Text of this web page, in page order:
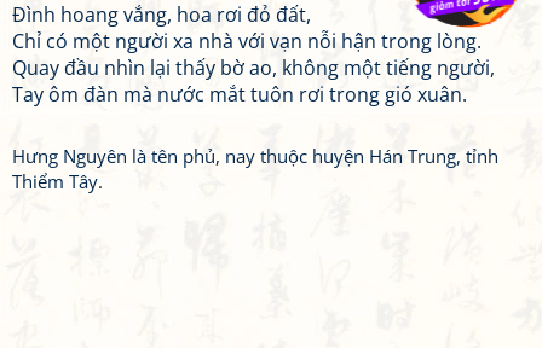
Đình hoang vắng, hoa rơi đỏ đất,
Chỉ có một người xa nhà với vạn nỗi hận trong lòng.
Quay đầu nhìn lại thấy bờ ao, không một tiếng người,
Tay ôm đàn mà nước mắt tuôn rơi trong gió xuân.
Hưng Nguyên là tên phủ, nay thuộc huyện Hán Trung, tỉnh
Thiểm Tây.